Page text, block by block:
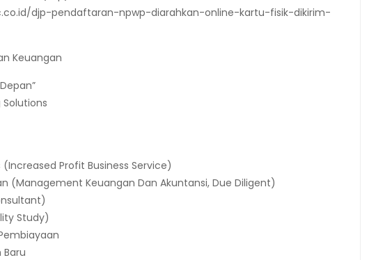
djp-pendaftaran-npwp-diarahkan-online-kartu-fisik-dikirim-
Keuangan
Profit Business Service)
(Management Keuangan Dan Akuntansi, Due Diligent)
Study)